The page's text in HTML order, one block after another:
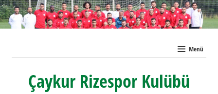
İçeriğe
geç
Menü
Çaykur Rizespor Kulübü